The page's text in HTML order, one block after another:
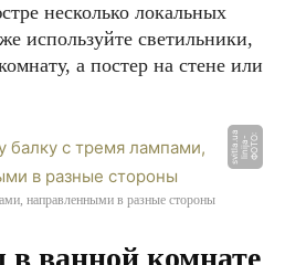
несколько локальных
используйте светильники,
а постер на стене или
Ф
О
Т
О:
li
nij
a
-
s
vi
tl
a.
u
a
направленными в разные стороны
ванной комнате